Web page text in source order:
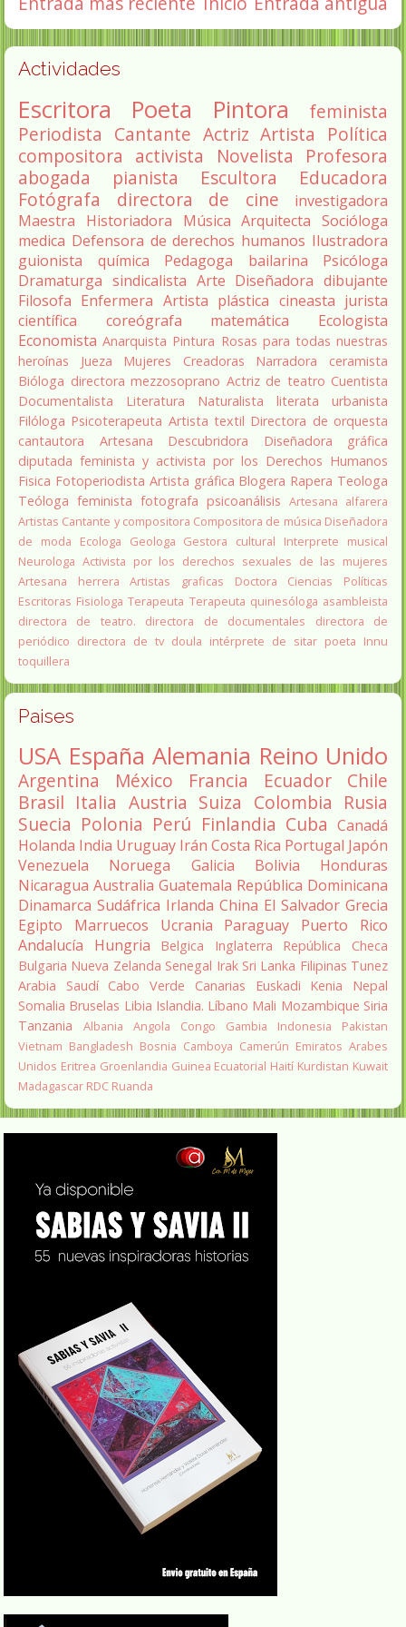
Actividades
Escritora Poeta Pintora
feminista
Periodista Cantante Actriz Artista
Política
compositora activista Novelista
Profesora
abogada
pianista Escultora
Educadora
Fotógrafa
directora de cine
investigadora
Maestra
Historiadora Música Arquitecta Socióloga
medica Defensora de derechos humanos Ilustradora
guionista
química Pedagoga bailarina
Psicóloga
Dramaturga sindicalista Arte Diseñadora dibujante
Filosofa Enfermera Artista plástica cineasta jurista
científica
coreógrafa matemática
Ecologista
Economista Anarquista Pintura Rosas para todas nuestras
heroínas
Jueza Mujeres Creadoras Narradora
ceramista
Bióloga directora mezzosoprano Actriz de teatro Cuentista
Documentalista
Literatura Naturalista literata
urbanista
Filóloga Psicoterapeuta Artista textil Directora de orquesta
cantautora
Artesana Descubridora
Diseñadora gráfica
diputada feminista y activista por los Derechos Humanos
Fisica Fotoperiodista Artista gráfica Blogera Rapera Teologa
Teóloga feminista fotografa psicoanálisis Artesana alfarera
Artistas Cantante y compositora Compositora de música Diseñadora
de moda
Ecologa Geologa Gestora cultural
Interprete musical
Neurologa Activista por los derechos sexuales de las mujeres
Artesana herrera
Artistas graficas
Doctora Ciencias Políticas
Escritoras Fisiologa Terapeuta Terapeuta quinesóloga asambleista
directora de teatro.
directora de documentales
directora de
periódico directora de tv doula intérprete de sitar poeta Innu
toquillera
Paises
USA España Alemania Reino Unido
Argentina México Francia Ecuador
Chile
Brasil Italia Austria Suiza Colombia Rusia
Suecia Polonia Perú Finlandia Cuba Canadá
Holanda India Uruguay Irán Costa Rica Portugal Japón
Venezuela
Noruega Galicia Bolivia
Honduras
Nicaragua Australia Guatemala República Dominicana
Dinamarca Sudáfrica Irlanda China El Salvador Grecia
Egipto
Marruecos Ucrania Paraguay
Puerto Rico
Andalucía
Hungria Belgica Inglaterra
República Checa
Bulgaria Nueva Zelanda Senegal Irak Sri Lanka Filipinas Tunez
Arabia Saudí Cabo Verde Canarias Euskadi Kenia
Nepal
Somalia Bruselas Libia Islandia. Líbano Mali Mozambique Siria
Tanzania
Albania Angola Congo Gambia Indonesia
Pakistan
Vietnam Bangladesh Bosnia Camboya Camerún Emiratos Arabes
Unidos Eritrea Groenlandia Guinea Ecuatorial Haití Kurdistan Kuwait
Madagascar RDC Ruanda